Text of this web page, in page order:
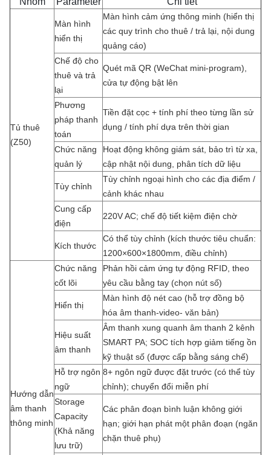
Tủ thuê
(Z50)
Màn hình
hiển thị
Màn hình cảm ứng thông minh (hiển thị
các quy trình cho thuê / trả lại, nội dung
quảng cáo)
Chế độ cho
thuê và trả
lại
Quét mã QR (WeChat mini-program),
cửa tự động bật lên
Phương
pháp thanh
toán
Tiền đặt cọc + tính phí theo từng lần sử
dụng / tính phí dựa trên thời gian
Chức năng
quản lý
Hoạt động không giám sát, bảo trì từ xa,
cập nhật nội dung, phân tích dữ liệu
Tùy chỉnh
Tùy chỉnh ngoại hình cho các địa điểm /
cảnh khác nhau
Cung cấp
điện
220V AC; chế độ tiết kiệm điện chờ
Kích thước
Có thể tùy chỉnh (kích thước tiêu chuẩn:
1200×600×1800mm, điều chỉnh)
Hướng dẫn
âm thanh
thông minh
Chức năng
cốt lõi
Phản hồi cảm ứng tự động RFID, theo
yêu cầu bằng tay (chọn nút số)
Hiển thị
Màn hình độ nét cao (hỗ trợ đồng bộ
hóa âm thanh-video- văn bản)
Hiệu suất
âm thanh
Âm thanh xung quanh âm thanh 2 kênh
SMART PA; SOC tích hợp giảm tiếng ồn
kỹ thuật số (được cấp bằng sáng chế)
Hỗ trợ ngôn
ngữ
8+ ngôn ngữ được đặt trước (có thể tùy
chỉnh); chuyển đổi miễn phí
Storage
Capacity
(Khả năng
lưu trữ)
Các phân đoạn bình luận không giới
hạn; giới hạn phát một phân đoạn (ngăn
chặn thuê phụ)